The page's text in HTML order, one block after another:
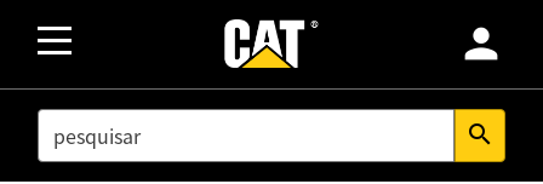
person
SEARCH search